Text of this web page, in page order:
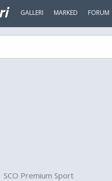
GALLERI MARKED FORUM
SCO Premium Sport